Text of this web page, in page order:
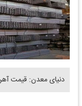
دنیای معدن: قیمت آهن